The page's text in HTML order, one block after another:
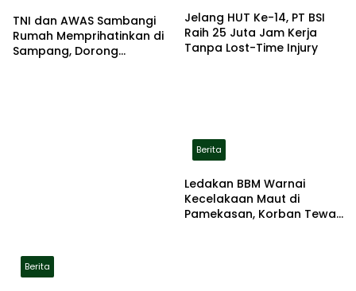
TNI dan AWAS Sambangi
Rumah Memprihatinkan di
Sampang, Dorong
Jelang HUT Ke-14, PT BSI
Raih 25 Juta Jam Kerja
Tanpa Lost-Time Injury
Berita
Berita
Ledakan BBM Warnai
Kecelakaan Maut di
Pamekasan, Korban Tewas